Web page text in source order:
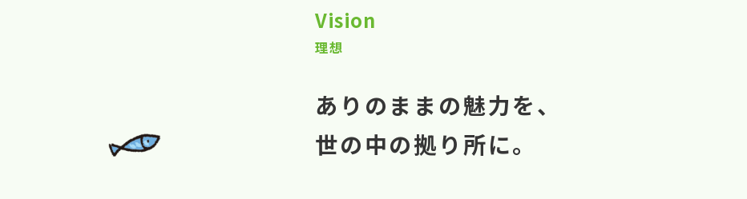
Vision
理想
ありのままの魅力を、
世の中の拠り所に。